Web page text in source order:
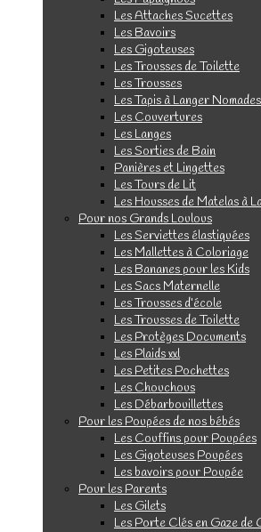
Les Attaches Sucettes
Les Bavoirs
Les Gigoteuses
Les Trousses de Toilette
Les Trousses
Les Tapis à Langer Nomades
Les Couvertures
Les Langes
Les Sorties de Bain
Panières et Lingettes
Les Tours de Lit
Les Housses de Matelas à
Pour nos Grands Loulous
Les Serviettes élastiquées
Les Mallettes à Coloriage
Les Bananes pour les Kids
Les Sacs Maternelle
Les Trousses d’école
Les Trousses de Toilette
Les Protèges Documents
Les Plaids xxl
Les Petites Pochettes
Les Chouchous
Les Débarbouillettes
Pour les Poupées de nos bébés
Les Couffins pour Poupées
Les Gigoteuses Poupées
Les bavoirs pour Poupée
Pour les Parents
Les Gilets
Les Porte Clés en Gaze de